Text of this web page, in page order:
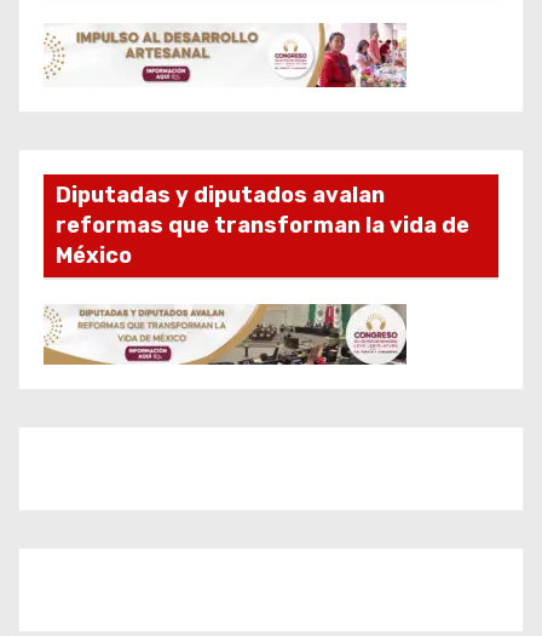
Diputadas y diputados avalan
reformas que transforman la vida de
México